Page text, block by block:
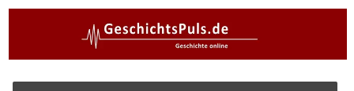
Skip to content